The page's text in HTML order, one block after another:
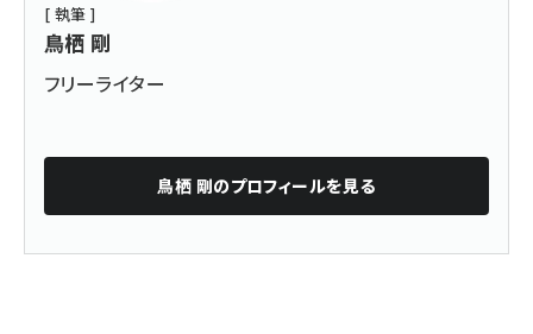
[ 執筆 ]
鳥栖 剛
フリーライター
鳥栖 剛のプロフィールを見る